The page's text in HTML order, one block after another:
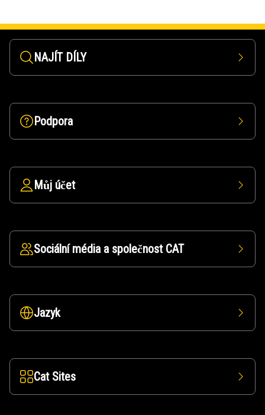
NAJÍT DÍLY
Podpora
Můj účet
Sociální média a společnost CAT
Jazyk
Cat Sites